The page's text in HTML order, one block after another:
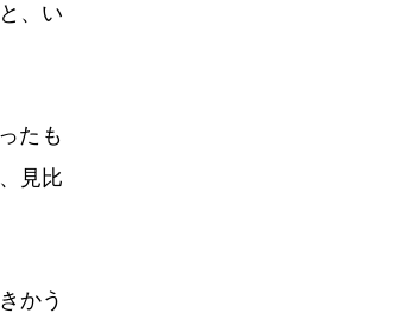
、い
たも
見比
かう